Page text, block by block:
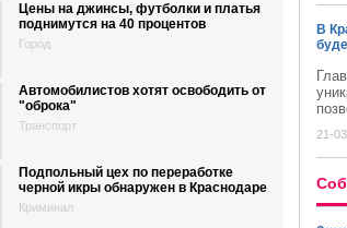
Цены на джинсы, футболки и платья
поднимутся на 40 процентов
Город
Автомобилистов хотят освободить от
"оброка"
Транспорт
Подпольный цех по переработке
черной икры обнаружен в Краснодаре
Криминал
В
21-